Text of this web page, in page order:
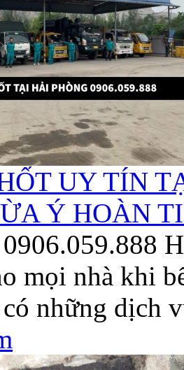
UY TÍN
Ý HOÀN
mọi nhà khi
những dịch